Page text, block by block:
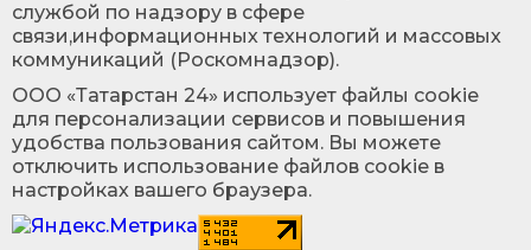
службой по надзору в сфере
связи,информационных технологий и массовых
коммуникаций (Роскомнадзор).
ООО «Татарстан 24» использует файлы cookie
для персонализации сервисов и повышения
удобства пользования сайтом. Вы можете
отключить использование файлов cookie в
настройках вашего браузера.